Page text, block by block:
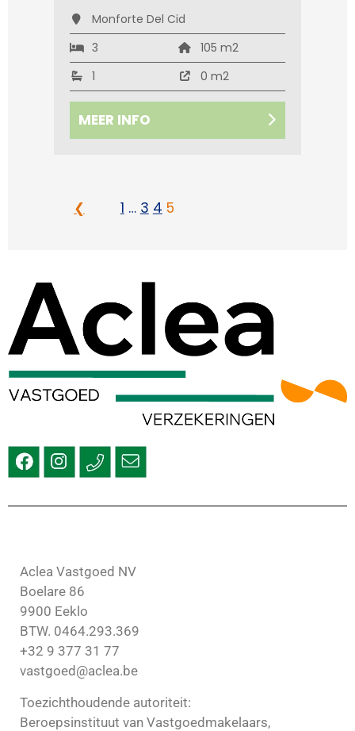
Monforte Del Cid
3
105 m2
1
0 m2
MEER INFO
❮ 1 … 3 4 5
Aclea Vastgoed NV
Boelare 86
9900 Eeklo
BTW. 0464.293.369
+32 9 377 31 77
vastgoed@aclea.be
Toezichthoudende autoriteit:
Beroepsinstituut van Vastgoedmakelaars,